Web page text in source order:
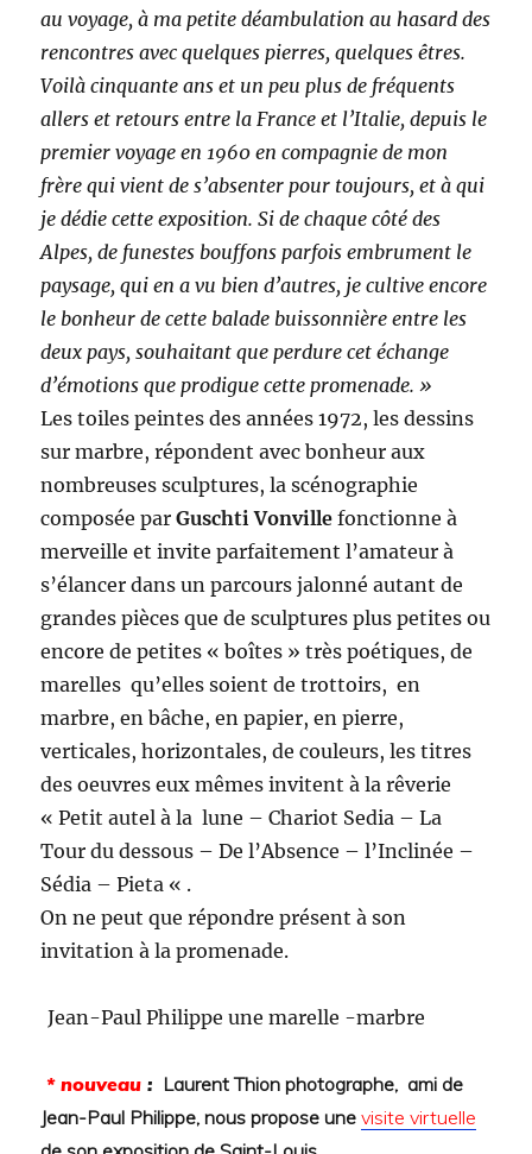
au voyage, à ma petite déambulation au hasard des
rencontres avec quelques pierres, quelques êtres.
Voilà cinquante ans et un peu plus de fréquents
allers et retours entre la France et l’Italie, depuis le
premier voyage en 1960 en compagnie de mon
frère qui vient de s’absenter pour toujours, et à qui
je dédie cette exposition. Si de chaque côté des
Alpes, de funestes bouffons parfois embrument le
paysage, qui en a vu bien d’autres, je cultive encore
le bonheur de cette balade buissonnière entre les
deux pays, souhaitant que perdure cet échange
d’émotions que prodigue cette promenade. »
Les toiles peintes des années 1972, les dessins
sur marbre, répondent avec bonheur aux
nombreuses sculptures, la scénographie
composée parGuschti Vonvillefonctionne à
merveille et invite parfaitement l’amateur à
s’élancer dans un parcours jalonné autant de
grandes pièces que de sculptures plus petites ou
encore de petites « boîtes » très poétiques, de
marelles qu’elles soient de trottoirs, en
marbre, en bâche, en papier, en pierre,
verticales, horizontales, de couleurs, les titres
des oeuvres eux mêmes invitent à la rêverie
« Petit autel à la lune – Chariot Sedia – La
Tour du dessous – De l’Absence – l’Inclinée –
Sédia – Pieta « .
On ne peut que répondre présent à son
invitation à la promenade.
Jean-Paul Philippe une marelle -marbre
* nouveau : Laurent Thion photographe, ami de
Jean-Paul Philippe, nous propose une visite virtuelle